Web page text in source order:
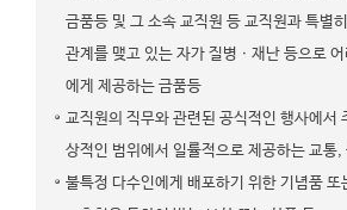
금품등 및 그 소속 교직원 등 교직원과 특별
관계를 맺고 있는 자가 질병ㆍ재난 등으로
에게 제공하는 금품등
교직원의 직무와 관련된 공식적인 행사에서
상적인 범위에서 일률적으로 제공하는 교통
불특정 다수인에게 배포하기 위한 기념품 또